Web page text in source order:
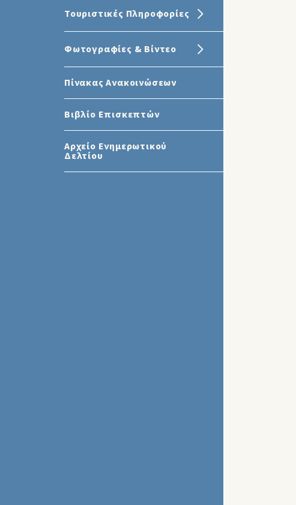
Τουριστικές Πληροφορίες
Φωτογραφίες & Βίντεο
Πίνακας Ανακοινώσεων
Βιβλίο Επισκεπτών
Αρχείο Ενημερωτικού
Δελτίου